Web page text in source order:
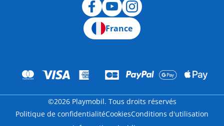
France
©2026 Playmobil. Tous droits réservés
Politique de confidentialitéCookiesConditions d'utilisation